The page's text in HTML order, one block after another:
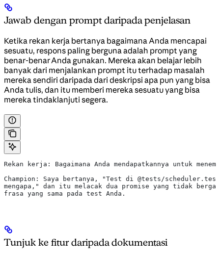
Jawab dengan prompt daripada penjelasan
Ketika rekan kerja bertanya bagaimana Anda mencapai
sesuatu, respons paling berguna adalah prompt yang
benar-benar Anda gunakan. Mereka akan belajar lebih
banyak dari menjalankan prompt itu terhadap masalah
mereka sendiri daripada dari deskripsi apa pun yang bisa
Anda tulis, dan itu memberi mereka sesuatu yang bisa
mereka tindaklanjuti segera.
Rekan kerja: Bagaimana Anda mendapatkannya untuk
Champion: Saya bertanya, "Test di @tests/
mengapa," dan itu melacak dua promise yang tidak
frasa yang sama pada test Anda.
Tunjuk ke fitur daripada dokumentasi